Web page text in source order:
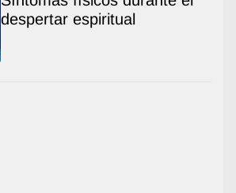
despertar espiritual